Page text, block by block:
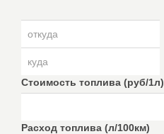
Стоимость топлива (руб/1л)
Расход топлива (л/100км)